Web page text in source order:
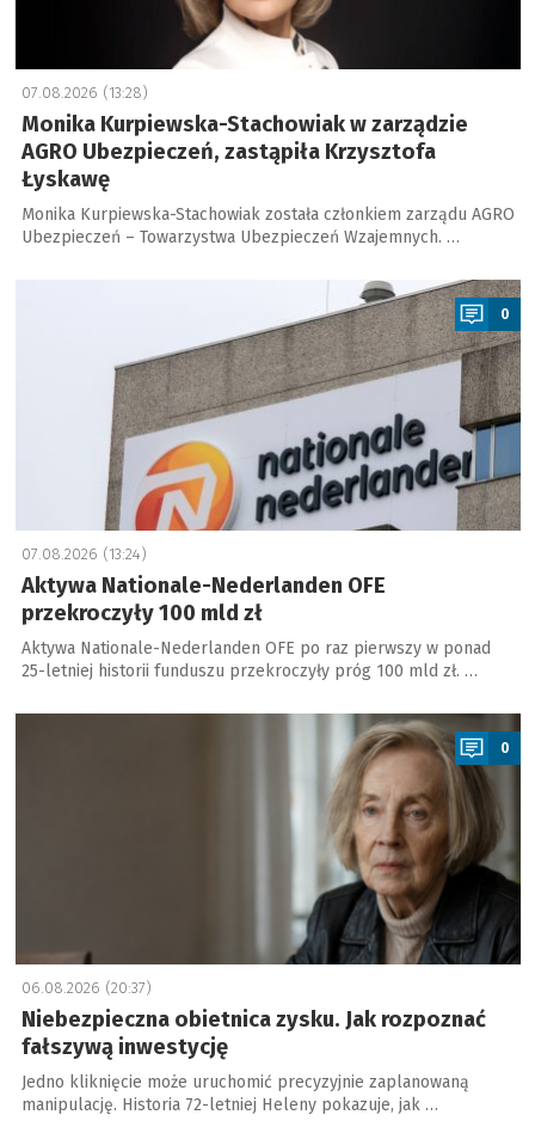
07.08.2026 (13:28)
Monika Kurpiewska-Stachowiak w zarządzie
AGRO Ubezpieczeń, zastąpiła Krzysztofa
Łyskawę
Monika Kurpiewska-Stachowiak została członkiem zarządu AGRO
Ubezpieczeń – Towarzystwa Ubezpieczeń Wzajemnych. …
0
07.08.2026 (13:24)
Aktywa Nationale-Nederlanden OFE
przekroczyły 100 mld zł
Aktywa Nationale-Nederlanden OFE po raz pierwszy w ponad
25-letniej historii funduszu przekroczyły próg 100 mld zł. …
a
0
06.08.2026 (20:37)
Niebezpieczna obietnica zysku. Jak rozpoznać
fałszywą inwestycję
Jedno kliknięcie może uruchomić precyzyjnie zaplanowaną
manipulację. Historia 72-letniej Heleny pokazuje, jak …